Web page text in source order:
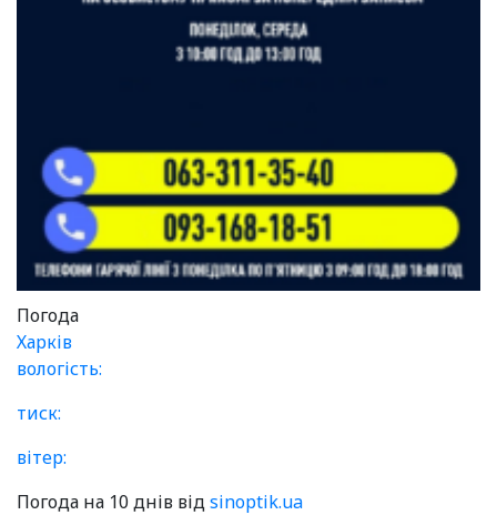
Погода
Харків
вологість:
тиск:
вітер:
Погода на 10 днів відsinoptik.ua